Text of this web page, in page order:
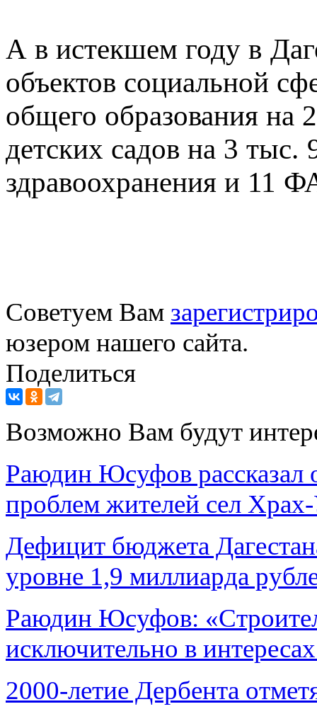
А в истекшем году в
объектов социальной
общего образования на
детских садов на 3 тыс.
здравоохранения и 11
Советуем Вам
юзером нашего сайта.
Поделиться
Возможно Вам будут
Раюдин Юсуфов
проблем жителей сел
Дефицит бюджета
уровне 1,9 миллиарда
Раюдин Юсуфов:
исключительно в
2000-летие Дербента